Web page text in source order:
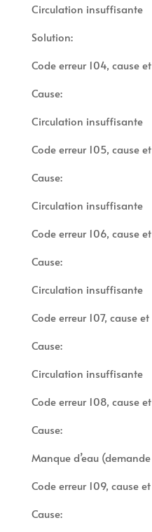
Circulation insuffisante
Solution:
Code erreur 104, cause
Cause:
Circulation insuffisante
Code erreur 105, cause
Cause:
Circulation insuffisante
Code erreur 106, cause
Cause:
Circulation insuffisante
Code erreur 107, cause
Cause:
Circulation insuffisante
Code erreur 108, cause
Cause:
Manque d’eau
Code erreur 109, cause
Cause: